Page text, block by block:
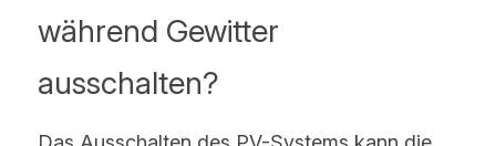
während Gewitter
ausschalten?